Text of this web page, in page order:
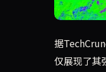
法律科技初
据
仅展现了其